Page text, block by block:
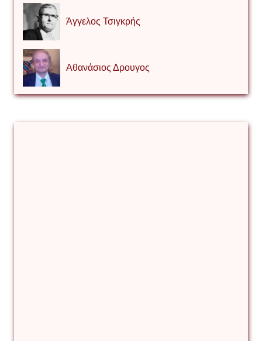
Άγγελος Τσιγκρής
Αθανάσιος Δρουγος